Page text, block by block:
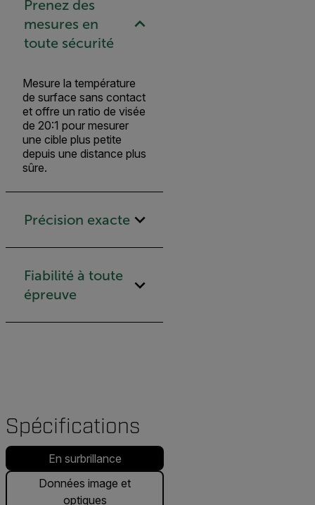
Prenez des
mesures en
toute sécurité
Mesure la température
de surface sans contact
et offre un ratio de visée
de 20:1 pour mesurer
une cible plus petite
depuis une distance plus
sûre.
Précision exacte
Fiabilité à toute
épreuve
Spécifications
En surbrillance
Données image et
optiques